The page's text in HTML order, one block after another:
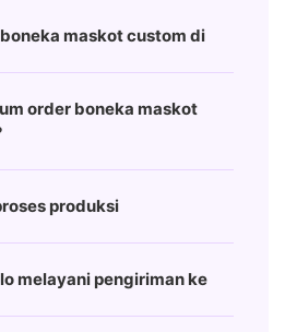
maskot custom di
order boneka maskot
produksi
melayani pengiriman ke